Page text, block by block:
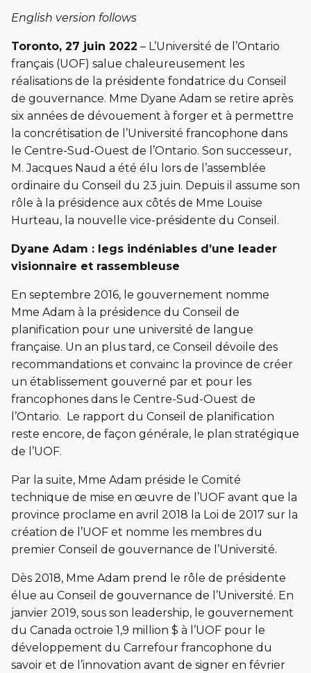
English version follows
Toronto, 27 juin 2022 – L’Université de l’Ontario
français (UOF) salue chaleureusement les
réalisations de la présidente fondatrice du Conseil
de gouvernance. Mme Dyane Adam se retire après
six années de dévouement à forger et à permettre
la concrétisation de l’Université francophone dans
le Centre-Sud-Ouest de l’Ontario. Son successeur,
M. Jacques Naud a été élu lors de l’assemblée
ordinaire du Conseil du 23 juin. Depuis il assume son
rôle à la présidence aux côtés de Mme Louise
Hurteau, la nouvelle vice-présidente du Conseil.
Dyane Adam : legs indéniables d’une leader
visionnaire et rassembleuse
En septembre 2016, le gouvernement nomme
Mme Adam à la présidence du Conseil de
planification pour une université de langue
française. Un an plus tard, ce Conseil dévoile des
recommandations et convainc la province de créer
un établissement gouverné par et pour les
francophones dans le Centre-Sud-Ouest de
l’Ontario. Le rapport du Conseil de planification
reste encore, de façon générale, le plan stratégique
de l’UOF.
Par la suite, Mme Adam préside le Comité
technique de mise en œuvre de l’UOF avant que la
province proclame en avril 2018 la Loi de 2017 sur la
création de l’UOF et nomme les membres du
premier Conseil de gouvernance de l’Université.
Dès 2018, Mme Adam prend le rôle de présidente
élue au Conseil de gouvernance de l’Université. En
janvier 2019, sous son leadership, le gouvernement
du Canada octroie 1,9 million $ à l’UOF pour le
développement du Carrefour francophone du
savoir et de l’innovation avant de signer en février